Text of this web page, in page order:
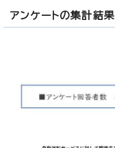
アンケートの集計結果